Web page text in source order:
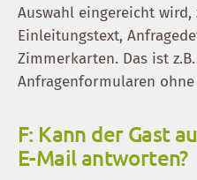
Auswahl eingereicht
Einleitungstext,
Zimmerkarten. Das ist
Anfragenformularen
F: Kann der Gast
E-Mail antworten?